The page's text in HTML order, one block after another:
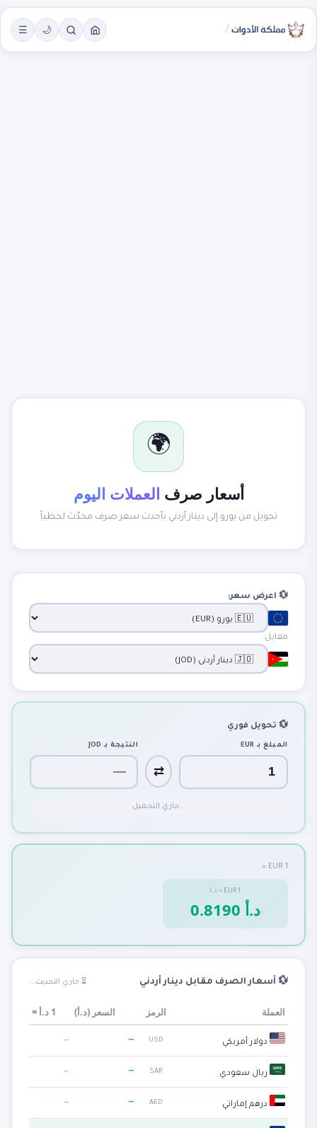
/
🌙
☰
🌍
أسعار صرف العملات اليوم
تحويل من يورو إلى دينار أردني بأحدث سعر صرف محدّث لحظياً
💱 اعرض سعر:
مقابل
💱 تحويل فوري
المبلغ بـ EUR
⇄
النتيجة بـ JOD
جاري التحميل...
1 EUR =
1
EUR
= د.أ
0.8190 د.أ
💱 أسعار الصرف مقابل دينار أردني ⏳ جاري التحديث...
العملة الرمز السعر (د.أ)
1 د.أ=
دولار أمريكي USD
—
—
ريال سعودي SAR
—
—
درهم إماراتي AED
—
—